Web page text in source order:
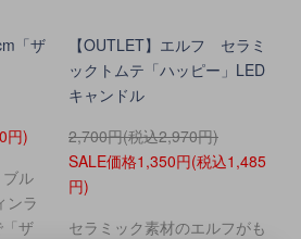
「ザ
円)
ル
ンラ
ザ
【OUTLET】エルフ セラミ
ックトムテ「ハッピー」LED
キャンドル
2,700円(税込2,970円)
SALE価格1,350円(税込1,485
円)
セラミック素材のエルフがも